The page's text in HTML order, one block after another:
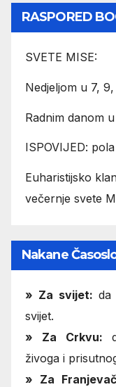
RASPORED
SVETE MISE:
Nedjeljom u 7, 9,
Radnim danom
ISPOVIJED:
Euharistijsko
večernje svete
Nakane
» Za svijet:da
svijet.
» Za Crkvu:
živoga i
» Za